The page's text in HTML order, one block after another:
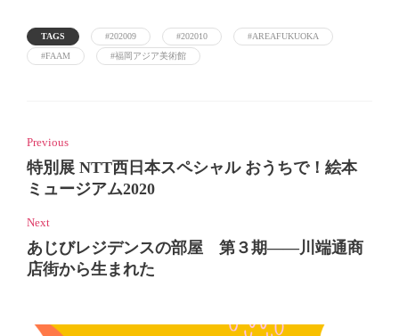
TAGS #202009 #202010
#AREAFUKUOKA
#FAAM
#福岡アジア美術館
Previous
特別展 NTT西日本スペシャル おうちで！絵本
ミュージアム2020
Next
あじびレジデンスの部屋 第３期――川端通商
店街から生まれた